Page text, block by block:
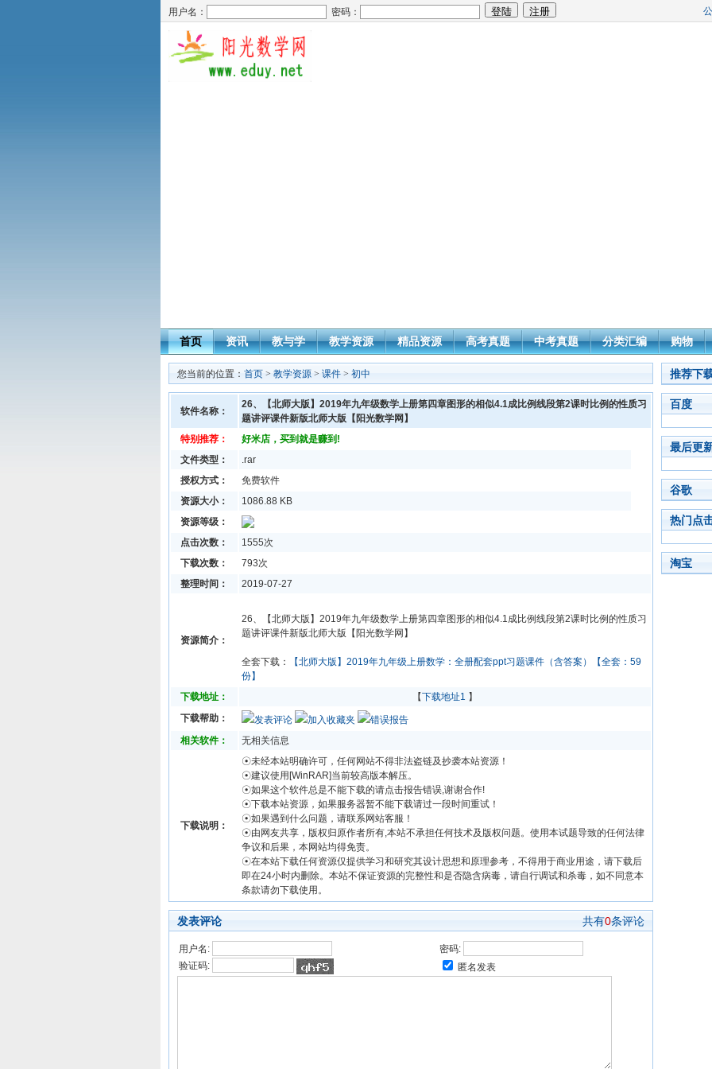
用户名： 密码：
首页 资讯 教与学 教学资源 精品资源 高考真题 中考真题 分类汇编 购物
您当前的位置： 首页 > 教学资源 > 课件 > 初中
软件名称：
26、【北师大版】2019年九年级数学上册第四章图形的相似4.1成比例线段第2课时比例的性质习
题讲评课件新版北师大版【阳光数学网】
特别推荐：
好米店，买到就是赚到!
文件类型：
.rar
授权方式：
免费软件
资源大小：
1086.88 KB
资源等级：
点击次数：
1555次
下载次数：
793次
整理时间：
2019-07-27
资源简介：
26、【北师大版】2019年九年级数学上册第四章图形的相似4.1成比例线段第2课时比例的性质习
题讲评课件新版北师大版【阳光数学网】
全套下载：
【北师大版】2019年九年级上册数学：全册配套ppt习题课件（含答案）【全套：59
份】
下载地址：
【下载地址1 】
下载帮助：
发表评论 加入收藏夹
错误报告
相关软件：
无相关信息
下载说明：
☉未经本站明确许可，任何网站不得非法盗链及抄袭本站资源！
☉建议使用[WinRAR]当前较高版本解压。
☉如果这个软件总是不能下载的请点击报告错误,谢谢合作!
☉下载本站资源，如果服务器暂不能下载请过一段时间重试！
☉如果遇到什么问题，请联系网站客服！
☉由网友共享，版权归原作者所有,本站不承担任何技术及版权问题。使用本试题导致的任何法律
争议和后果，本网站均得免责。
☉在本站下载任何资源仅提供学习和研究其设计思想和原理参考，不得用于商业用途，请下载后
即在24小时内删除。本站不保证资源的完整性和是否隐含病毒，请自行调试和杀毒，如不同意本
条款请勿下载使用。
发表评论 共有0条评论
用户名:
密码:
验证码:
匿名发表
推荐下
百度
最后更
谷歌
热门点
淘宝